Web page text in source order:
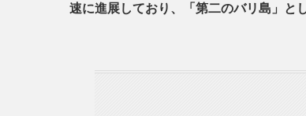
速に進展しており、「第二のバリ島」と